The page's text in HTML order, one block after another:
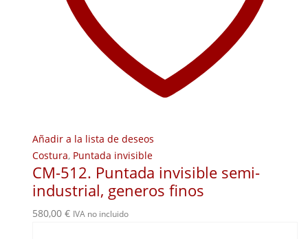
Añadir a la lista de deseos
Costura, Puntada invisible
CM-512. Puntada invisible semi-
industrial, generos finos
580,00 € IVA no incluido